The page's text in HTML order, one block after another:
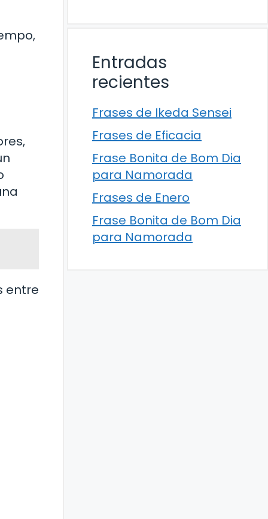
entre
Entradas
recientes
Frases de Ikeda Sensei
Frases de Eficacia
Frase Bonita de Bom Dia
para Namorada
Frases de Enero
Frase Bonita de Bom Dia
para Namorada